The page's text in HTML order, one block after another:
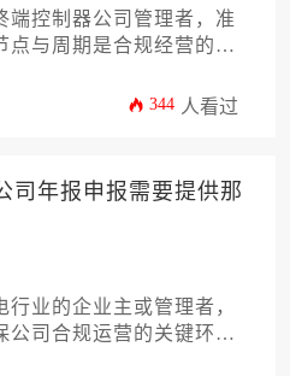
端控制器公司管理者，准
点与周期是合规经营的关
公司的申报周期差异、影
。
344 人看过
司年报申报需要提供那
业的企业主或管理者，
公司合规运营的关键环